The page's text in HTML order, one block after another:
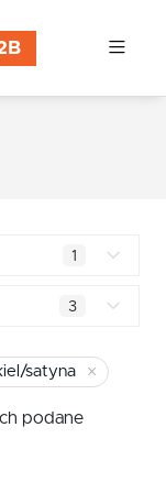
1
3
satyna
podane